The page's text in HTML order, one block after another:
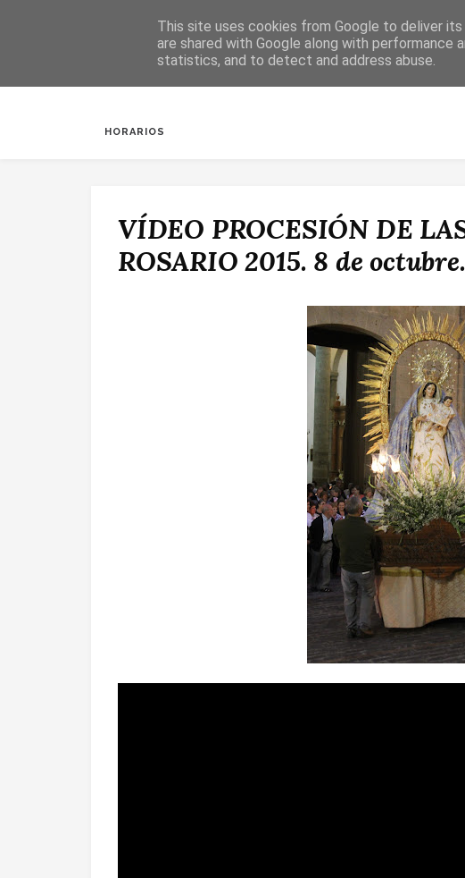
HORARIOS
VÍDEO PROCESIÓN DE
ROSARIO 2015. 8 de octubre.
This site uses cookies from Google to deliver
are shared with Google along with
statistics, and to detect and address abuse.